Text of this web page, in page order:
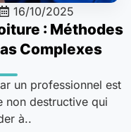
16/10/2025
: Méthodes
Complexes
un professionnel est
non destructive qui
à..